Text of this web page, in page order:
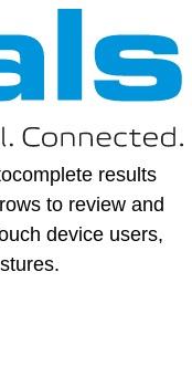
results
to review and
device users,